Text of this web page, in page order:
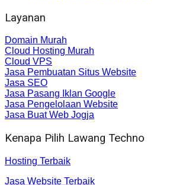
Layanan
Domain Murah
Cloud Hosting Murah
Cloud VPS
Jasa Pembuatan Situs Website
Jasa SEO
Jasa Pasang Iklan Google
Jasa Pengelolaan Website
Jasa Buat Web Jogja
Kenapa Pilih Lawang Techno
Hosting Terbaik
Jasa Website Terbaik